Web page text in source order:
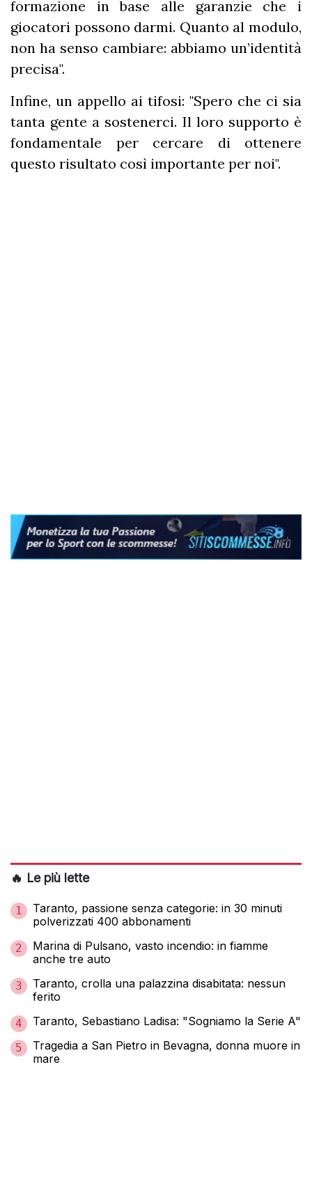
formazione in base alle garanzie che i
giocatori possono darmi. Quanto al modulo,
non ha senso cambiare: abbiamo un’identità
precisa".
Infine, un appello ai tifosi: "Spero che ci sia
tanta gente a sostenerci. Il loro supporto è
fondamentale per cercare di ottenere
questo risultato così importante per noi".
🔥 Le più lette
1
Taranto, passione senza categorie: in 30 minuti
polverizzati 400 abbonamenti
2
Marina di Pulsano, vasto incendio: in fiamme
anche tre auto
3
Taranto, crolla una palazzina disabitata: nessun
ferito
4 Taranto, Sebastiano Ladisa: "Sogniamo la Serie A"
5
Tragedia a San Pietro in Bevagna, donna muore in
mare